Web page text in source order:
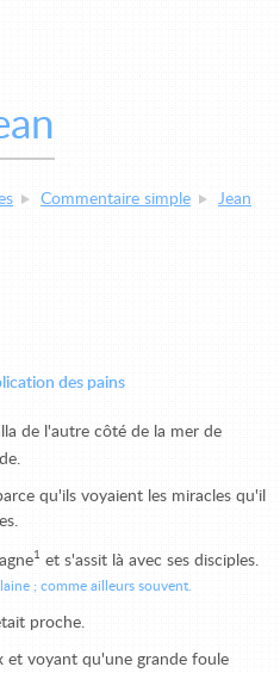
Commentaire simple
Jean
des pains
de l'autre côté de la mer de
qu'ils voyaient les miracles qu'il
1 et s'assit là avec ses disciples.
; comme ailleurs souvent.
proche.
et voyant qu'une grande foule